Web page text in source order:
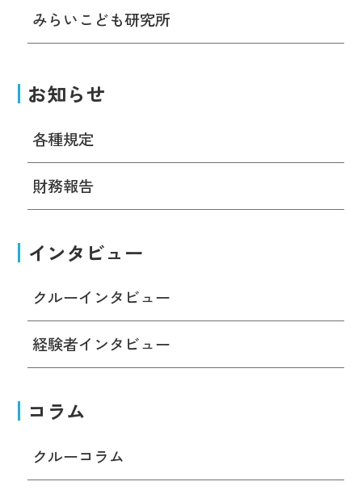
みらいこども研究所
お知らせ
各種規定
財務報告
インタビュー
クルーインタビュー
経験者インタビュー
コラム
クルーコラム